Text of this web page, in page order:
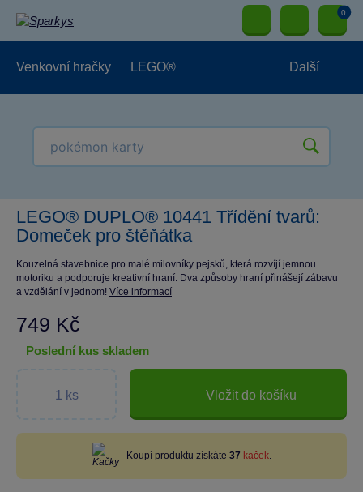
0
Venkovní hračky LEGO® Další
LEGO® DUPLO® 10441 Třídění tvarů:
Domeček pro štěňátka
Kouzelná stavebnice pro malé milovníky pejsků, která rozvíjí jemnou
motoriku a podporuje kreativní hraní. Dva způsoby hraní přinášejí zábavu
a vzdělání v jednom! Více informací
749 Kč
poslední kus skladem
Vložit do košíku
Koupí produktu získáte 37 kaček.